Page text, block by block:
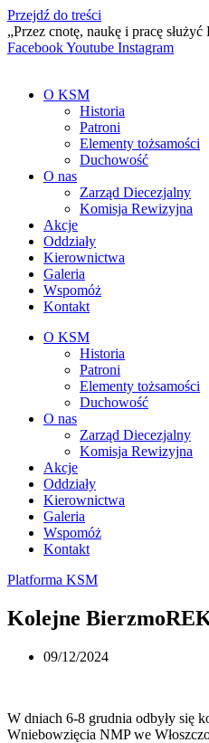
Przejdź do treści
„Przez cnotę, naukę i pracę
FacebookYoutube Instagram
O KSM
Historia
Patroni
Elementy tożsamości
Duchowość
O nas
Zarząd Diecezjalny
Komisja Rewizyjna
Akcje
Oddziały
Kierownictwa
Galeria
Wspomóż
Kontakt
O KSM
Historia
Patroni
Elementy tożsamości
Duchowość
O nas
Zarząd Diecezjalny
Komisja Rewizyjna
Akcje
Oddziały
Kierownictwa
Galeria
Wspomóż
Kontakt
Platforma KSM
Kolejne
09/12/2024
W dniach 6-8 grudnia odbyły się
Wniebowzięcia NMP we